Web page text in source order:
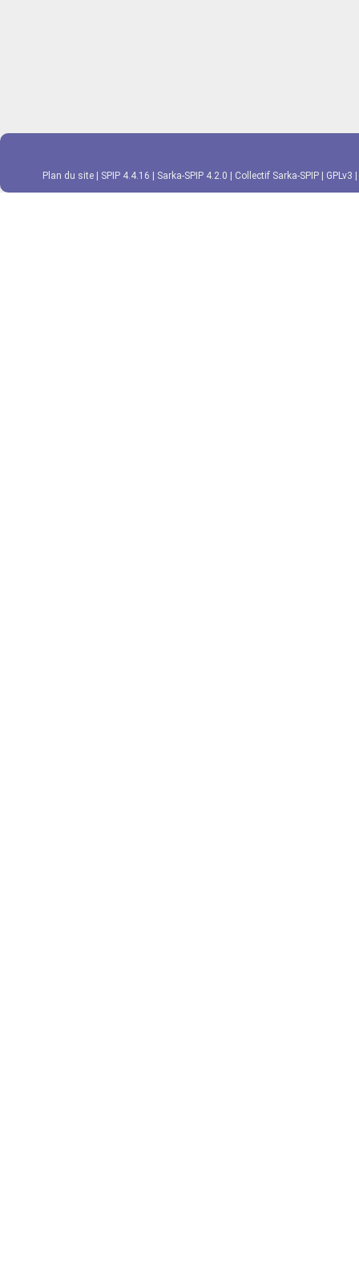
Plan du site SPIP 4.4.16 Sarka-SPIP 4.2.0 Collectif Sarka-SPIP GPLv3